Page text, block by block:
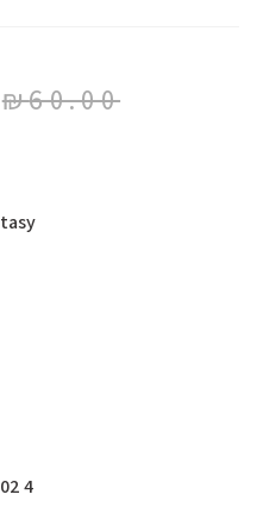
₪60.00
4 All Of The Lights (Interlude) 1:02